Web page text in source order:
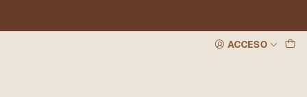
ACCESO